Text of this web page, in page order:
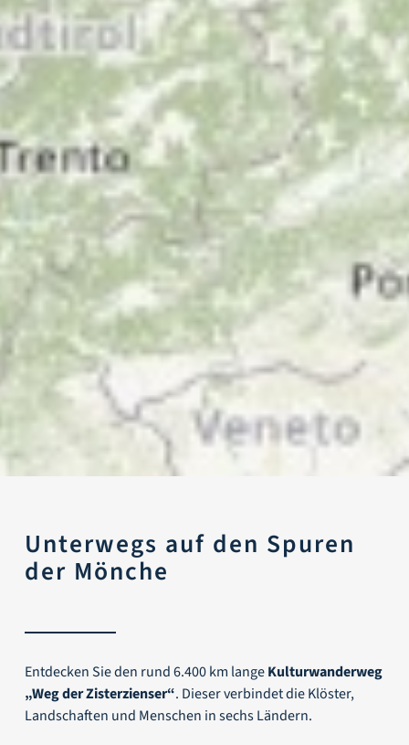
Unterwegs auf den Spuren
der Mönche
Entdecken Sie den rund 6.400 km langeKulturwanderweg
„Weg der Zisterzienser“. Dieser verbindet die Klöster,
Landschaften und Menschen in sechs Ländern.